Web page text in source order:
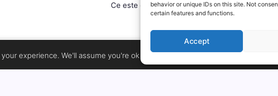
behavior or unique IDs on this site. Not
certain features and functions.
Accept
Ce este contractul smart?
Copyright 2026 —MyCryptOption.
experience. We'll assume you're ok with this, but you can opt-out if you wish.